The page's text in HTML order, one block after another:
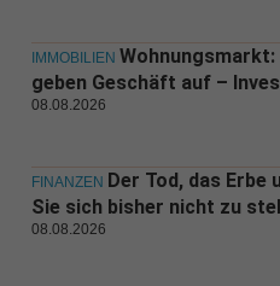
IMMOBILIEN
geben Geschäft auf –
08.08.2026
FINANZEN Der Tod, das Erbe
Sie sich bisher nicht zu
08.08.2026